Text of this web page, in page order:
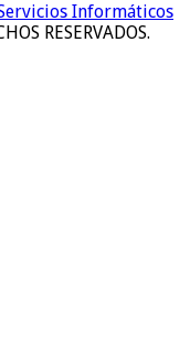
Informáticos
RESERVADOS.